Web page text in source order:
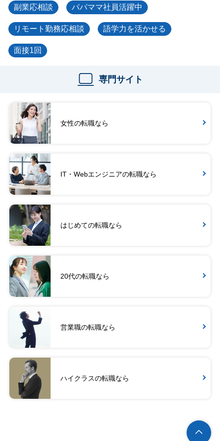
副業応相談 パパママ社員活躍中
リモート勤務応相談 語学力を活かせる
面接1回
専門サイト
女性の転職なら
IT・Webエンジニアの転職なら
はじめての転職なら
20代の転職なら
営業職の転職なら
ハイクラスの転職なら